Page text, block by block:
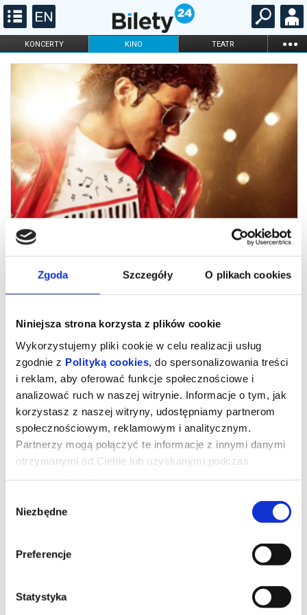
Zgoda Szczegóły O plikach cookies
Niniejsza strona korzysta z plików cookie
Wykorzystujemy pliki cookie w celu realizacji usług
zgodnie z Polityką cookies , do spersonalizowania treści
i reklam, aby oferować funkcje społecznościowe i
analizować ruch w naszej witrynie. Informacje o tym, jak
korzystasz z naszej witryny, udostępniamy partnerom
społecznościowym, reklamowym i analitycznym.
Partnerzy mogą połączyć te informacje z innymi danymi
otrzymanymi od Ciebie lub uzyskanymi podczas
zgody
Niezbędne
Preferencje
Statystyka
KONCERTY KINO TEATR ...
FILHARMONIA OPERA I BALET
STAND-UP
ONLINE KARNETY
Michael
Film „Michael” to biografia muzyczna z 2026 roku,
przedstawiająca życie i dziedzictwo Michaela Jacksona – jednej z
dziecka w rodzinnym zespole The Jackson 5, aż po status
globalnego wizjonera i „Króla Popu”.